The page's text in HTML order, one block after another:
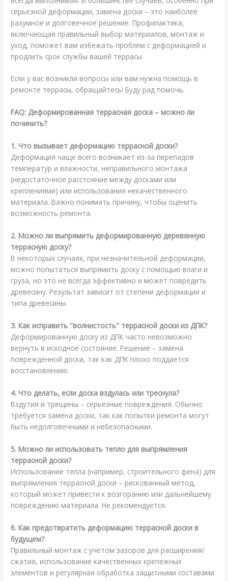
серьезной деформации, замена доски – это наиболее
разумное и долговечное решение. Профилактика,
включающая правильный выбор материалов, монтаж и
уход, поможет вам избежать проблем с деформацией и
продлить срок службы вашей террасы.
Если у вас возникли вопросы или вам нужна помощь в
ремонте террасы, обращайтесь! Буду рад помочь.
FAQ: Деформированная террасная доска – можно ли
починить?
1. Что вызывает деформацию террасной доски?
Деформация чаще всего возникает из-за перепадов
температур и влажности, неправильного монтажа
(недостаточное расстояние между досками или
креплениями) или использования некачественного
материала. Важно понимать причину, чтобы оценить
возможность ремонта.
2. Можно ли выпрямить деформированную деревянную
террасную доску?
В некоторых случаях, при незначительной деформации,
можно попытаться выпрямить доску с помощью влаги и
груза, но это не всегда эффективно и может повредить
древесину. Результат зависит от степени деформации и
типа древесины.
3. Как исправить "волнистость" террасной доски из ДПК?
Деформированную доску из ДПК часто невозможно
вернуть в исходное состояние. Решение – замена
поврежденной доски, так как ДПК плохо поддается
восстановлению.
4. Что делать, если доска вздулась или треснула?
Вздутия и трещины – серьезные повреждения. Обычно
требуется замена доски, так как попытки ремонта могут
быть недолговечными и небезопасными.
5. Можно ли использовать тепло для выпрямления
террасной доски?
Использование тепла (например, строительного фена) для
выпрямления террасной доски – рискованный метод,
который может привести к возгоранию или дальнейшему
повреждению материала. Не рекомендуется.
6. Как предотвратить деформацию террасной доски в
будущем?
Правильный монтаж с учетом зазоров для расширения/
сжатия, использование качественных крепежных
элементов и регулярная обработка защитными составами